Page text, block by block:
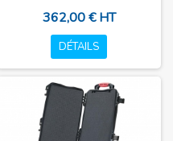
362,00 € HT
DÉTAILS